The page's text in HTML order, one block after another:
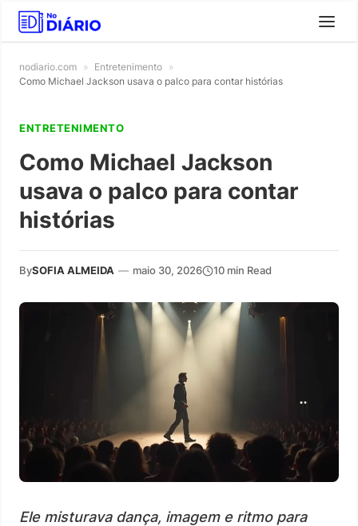
nodiario.com » Entretenimento »
Como Michael Jackson usava o palco para contar histórias
ENTRETENIMENTO
Como Michael Jackson
usava o palco para contar
histórias
BySOFIA ALMEIDA — maio 30, 2026 10 min Read
Ele misturava dança, imagem e ritmo para